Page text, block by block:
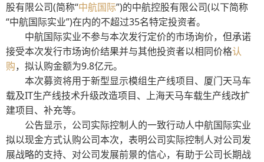
股有限公司(简称“中航国际”)的中航控股有限公司(以下简称
“中航国际实业”)在内的不超过35名特定投资者。
中航国际实业不参与本次发行定价的市场询价，但承诺
接受本次发行市场询价结果并与其他投资者以相同价格认
购，拟认购金额为9.8亿元。
本次募资将用于新型显示模组生产线项目、厦门天马车
载及IT生产线技术升级改造项目、上海天马车载生产线改扩
建项目、补充等。
公告显示，公司实际控制人的一致行动人中航国际实业
拟以现金方式认购公司本次，表明公司实际控制人对公司发
展战略的支持、对公司发展前景的信心，有助于公司长期战